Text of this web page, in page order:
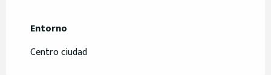
Entorno
Entorno
Centro ciudad